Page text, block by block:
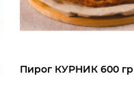
Пирог КУРНИК 600 гр